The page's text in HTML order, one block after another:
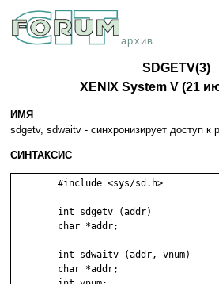
архив
SDGETV(3)
XENIX System V (21
ИМЯ
sdgetv, sdwaitv - cинxpoнизиpyeт дocтyп
СИНТАКСИС